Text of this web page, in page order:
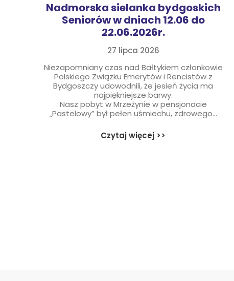
Nadmorska sielanka bydgoskich
Seniorów w dniach 12.06 do
22.06.2026r.
27 lipca 2026
Niezapomniany czas nad Bałtykiem członkowie
Polskiego Związku Emerytów i Rencistów z
Bydgoszczy udowodnili, że jesień życia ma
najpiękniejsze barwy.
Nasz pobyt w Mrzeżynie w pensjonacie
„Pastelowy” był pełen uśmiechu, zdrowego...
Czytaj więcej >>